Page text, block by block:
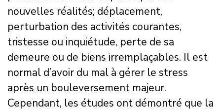
nouvelles réalités; déplacement,
perturbation des activités courantes,
tristesse ou inquiétude, perte de sa
demeure ou de biens irremplaçables. Il est
normal d’avoir du mal à gérer le stress
après un bouleversement majeur.
Cependant, les études ont démontré que la